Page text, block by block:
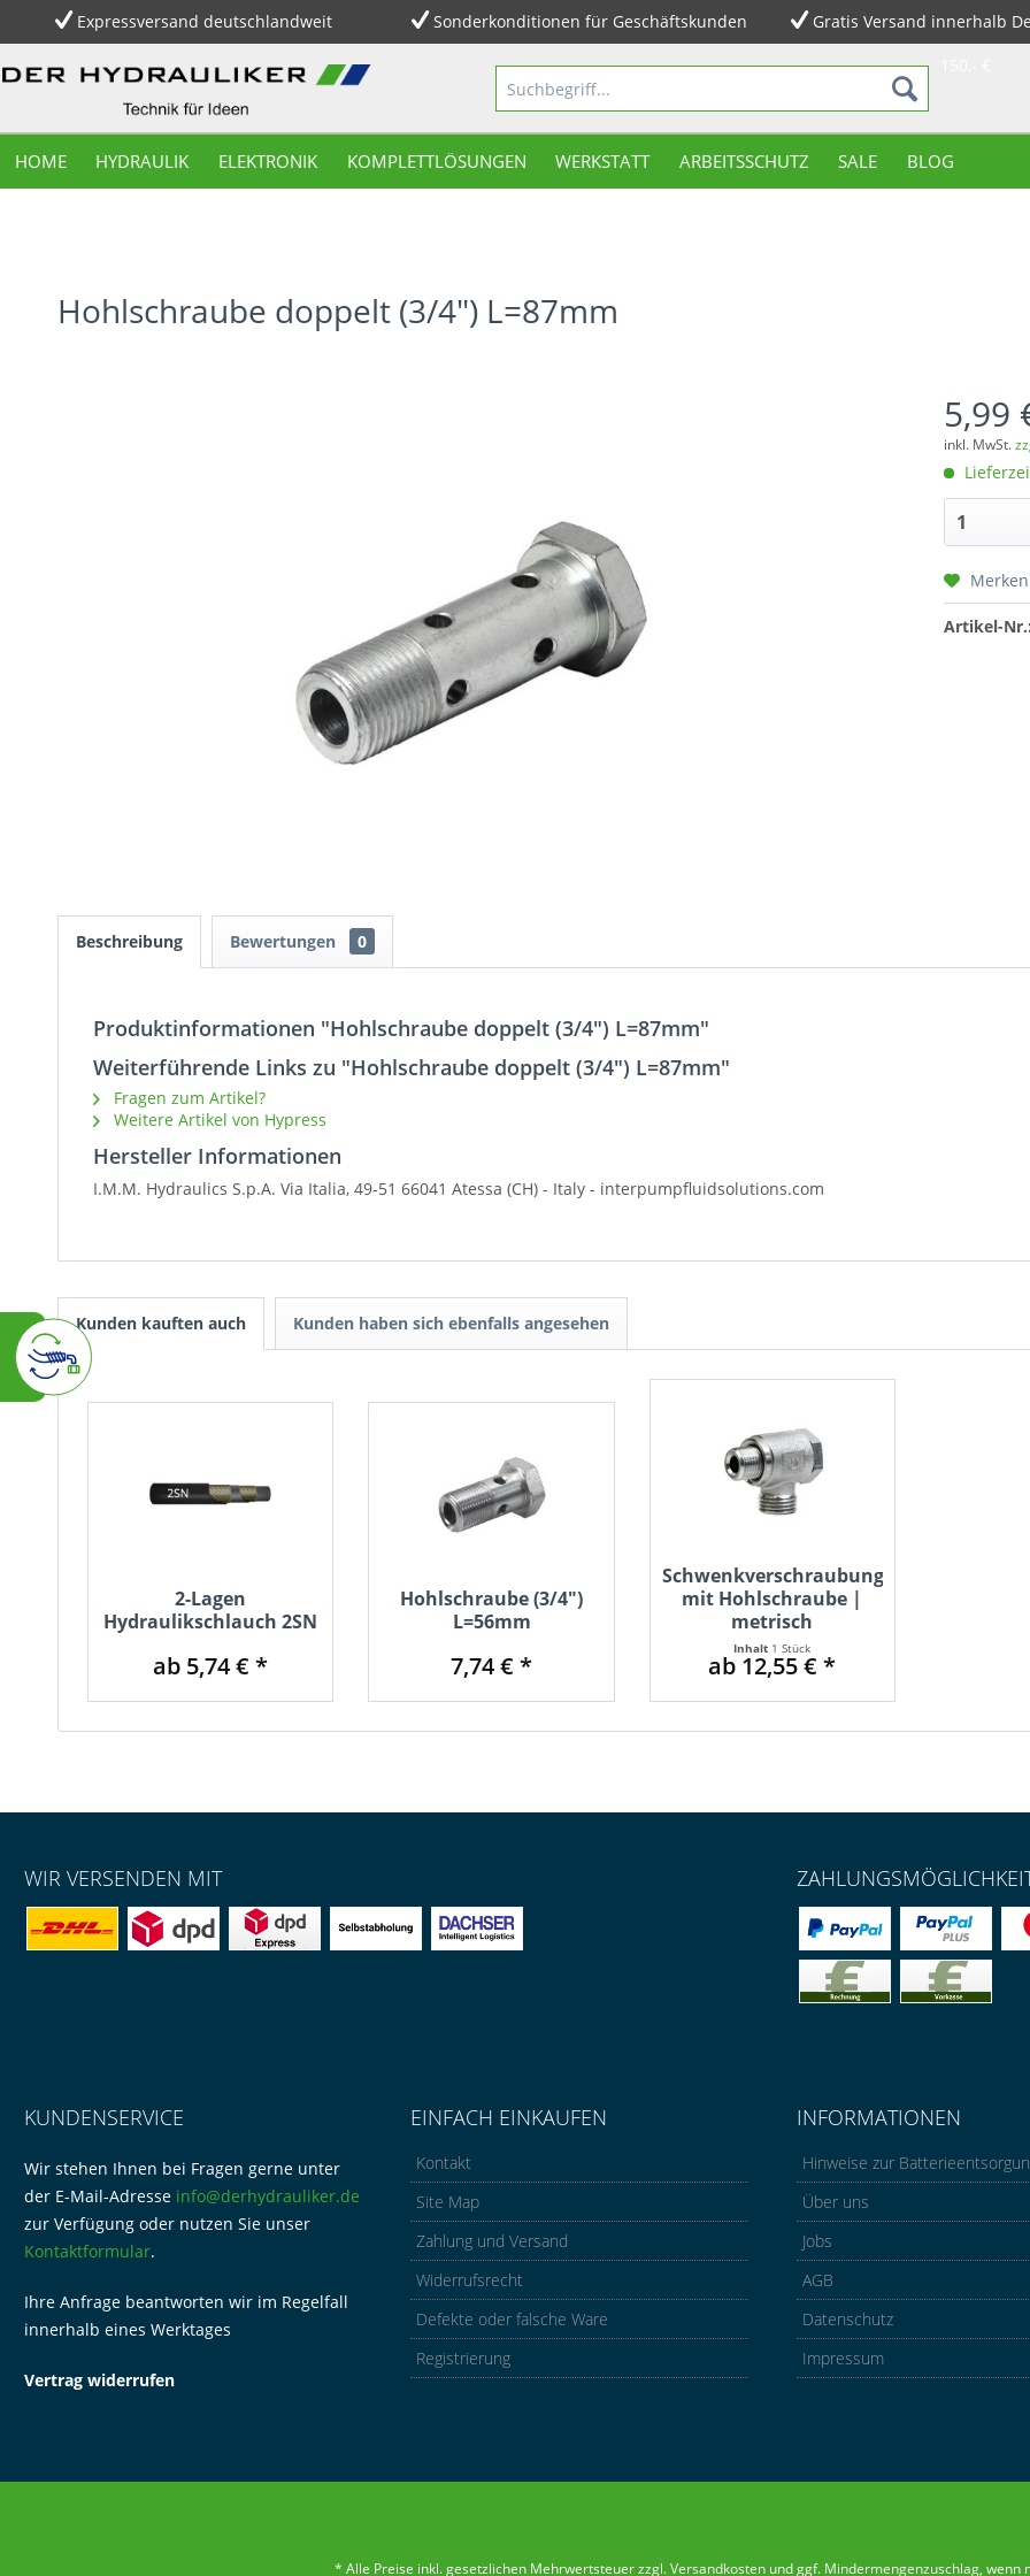
Expressversand deutschlandweit Sonderkonditionen für Geschäftskunden
Gratis Versand innerhalb
HOME HYDRAULIK ELEKTRONIK KOMPLETTLÖSUNGEN WERKSTATT ARBEITSSCHUTZ SALE BLOG
Hohlschraube doppelt (3/4") L=87mm
5,99
inkl. MwSt.
Merken
Artikel-
Beschreibung Bewertungen 0
Produktinformationen "Hohlschraube doppelt (3/4") L=87mm"
Weiterführende Links zu "Hohlschraube doppelt (3/4") L=87mm"
Fragen zum Artikel?
Weitere Artikel von Hypress
Hersteller Informationen
I.M.M. Hydraulics S.p.A. Via Italia, 49-51 66041 Atessa (CH) - Italy - interpumpfluidsolutions.com
Kunden kauften auch Kunden haben sich ebenfalls angesehen
2-Lagen
Hydraulikschlauch 2SN
ab 5,74 € *
Hohlschraube (3/4")
L=56mm
7,74 € *
Schwenkverschraubung
mit Hohlschraube |
metrisch
Inhalt 1 Stück
ab 12,55 € *
WIR VERSENDEN MIT
KUNDENSERVICE
Wir stehen Ihnen bei Fragen gerne unter
der E-Mail-Adresse info@derhydrauliker.de
zur Verfügung oder nutzen Sie unser
Kontaktformular.
Ihre Anfrage beantworten wir im Regelfall
innerhalb eines Werktages
Vertrag widerrufen
EINFACH EINKAUFEN
Kontakt
Site Map
Zahlung und Versand
Widerrufsrecht
Defekte oder falsche Ware
Registrierung
INFORMATIONEN
Hinweise zur
Über uns
Jobs
AGB
Datenschutz
Impressum
* Alle Preise inkl. gesetzlichen Mehrwertsteuer zzgl.Versandkostenund ggf.Mindermengenzuschlag, wenn